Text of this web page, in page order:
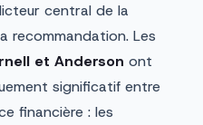
central de la
recommandation. Les
et Anderson ont
significatif entre
financière : les